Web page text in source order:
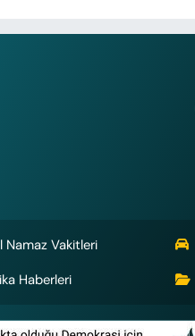
Namaz Vakitleri
Haberleri